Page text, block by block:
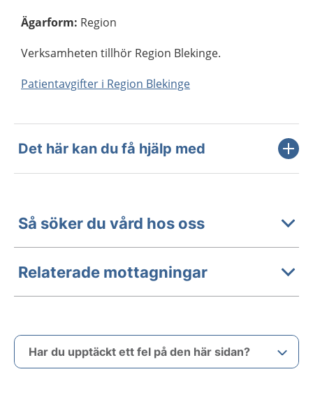
Ägarform: Region
Verksamheten tillhör Region Blekinge.
Patientavgifter i Region Blekinge
Det här kan du få hjälp med
Så söker du vård hos oss
Relaterade mottagningar
Har du upptäckt ett fel på den här sidan?